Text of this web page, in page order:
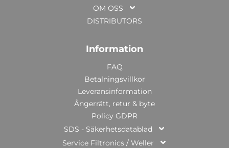
OM OSS
DISTRIBUTORS
Information
FAQ
Betalningsvillkor
Leveransinformation
Ångerrätt, retur & byte
Policy GDPR
SDS - Säkerhetsdatablad
Service Filtronics / Weller